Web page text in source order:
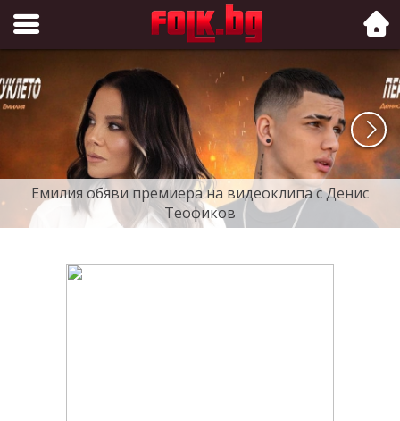
Folk.bg
Емилия обяви премиера на видеоклипа с Денис
Теофиков